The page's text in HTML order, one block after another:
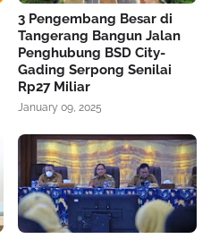
3 Pengembang Besar di
Tangerang Bangun Jalan
Penghubung BSD City-
Gading Serpong Senilai
Rp27 Miliar
January 09, 2025